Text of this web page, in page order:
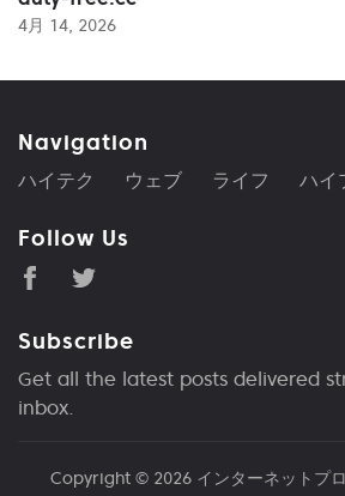
4月 14, 2026
Navigation
ハイテク ウェブ ライフ ハイ
Follow Us
Subscribe
Get all the latest posts delivered
inbox.
Copyright © 2026 インターネットプ